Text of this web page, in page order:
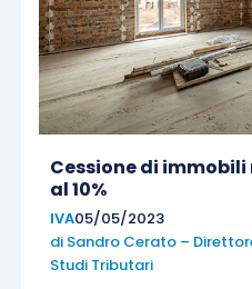
Cessione di
al 10%
IVA05/05/2023
di Sandro Cerato –
Studi Tributari